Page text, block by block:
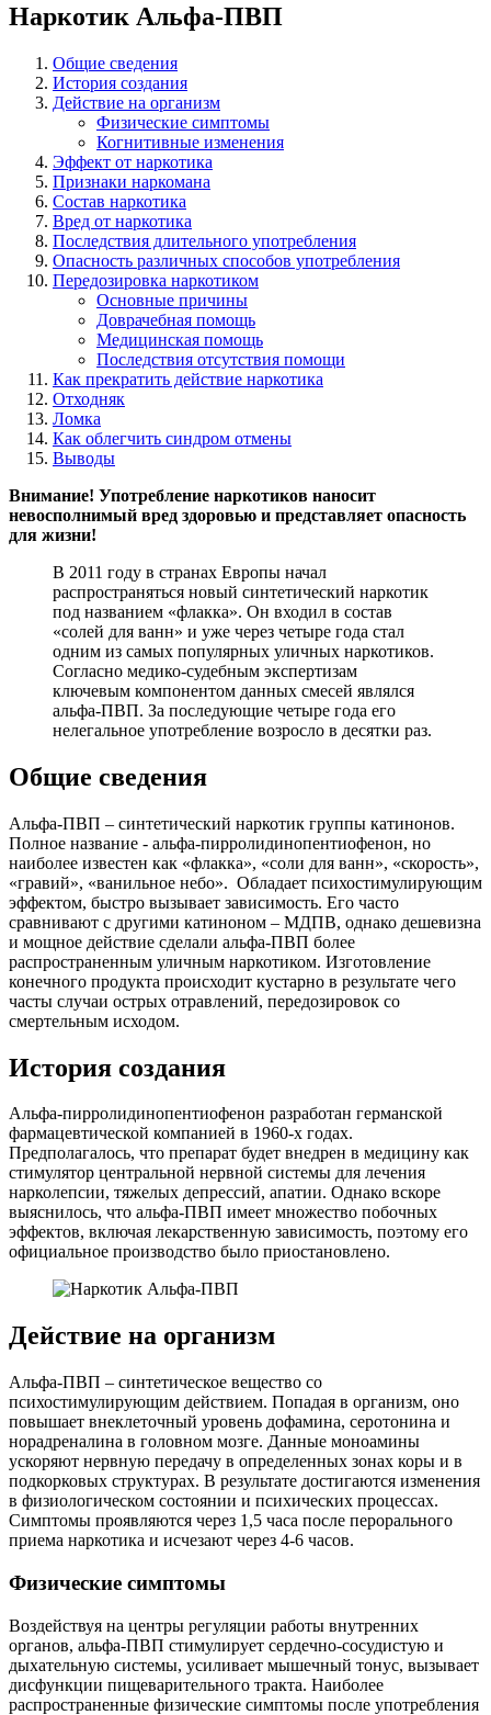
Наркотик Альфа-ПВП
Общие сведения
История создания
Действие на организм
Физические симптомы
Когнитивные изменения
Эффект от наркотика
Признаки наркомана
Состав наркотика
Вред от наркотика
Последствия длительного употребления
Опасность различных способов употребления
Передозировка наркотиком
Основные причины
Доврачебная помощь
Медицинская помощь
Последствия отсутствия помощи
Как прекратить действие наркотика
Отходняк
Ломка
Как облегчить синдром отмены
Выводы
Внимание! Употребление наркотиков наносит
невосполнимый вред здоровью и представляет опасность
для жизни!
В 2011 году в странах Европы начал
распространяться новый синтетический наркотик
под названием «флакка». Он входил в состав
«солей для ванн» и уже через четыре года стал
одним из самых популярных уличных наркотиков.
Согласно медико-судебным экспертизам
ключевым компонентом данных смесей являлся
альфа-ПВП. За последующие четыре года его
нелегальное употребление возросло в десятки раз.
Общие сведения
Альфа-ПВП – синтетический наркотик группы катинонов.
Полное название - альфа-пирролидинопентиофенон, но
наиболее известен как «флакка», «соли для ванн», «скорость»,
«гравий», «ванильное небо». Обладает психостимулирующим
эффектом, быстро вызывает зависимость. Его часто
сравнивают с другими катиноном – МДПВ, однако дешевизна
и мощное действие сделали альфа-ПВП более
распространенным уличным наркотиком. Изготовление
конечного продукта происходит кустарно в результате чего
часты случаи острых отравлений, передозировок со
смертельным исходом.
История создания
Альфа-пирролидинопентиофенон разработан германской
фармацевтической компанией в 1960-х годах.
Предполагалось, что препарат будет внедрен в медицину как
стимулятор центральной нервной системы для лечения
нарколепсии, тяжелых депрессий, апатии. Однако вскоре
выяснилось, что альфа-ПВП имеет множество побочных
эффектов, включая лекарственную зависимость, поэтому его
официальное производство было приостановлено.
Действие на организм
Альфа-ПВП – синтетическое вещество со
психостимулирующим действием. Попадая в организм, оно
повышает внеклеточный уровень дофамина, серотонина и
норадреналина в головном мозге. Данные моноамины
ускоряют нервную передачу в определенных зонах коры и в
подкорковых структурах. В результате достигаются изменения
в физиологическом состоянии и психических процессах.
Симптомы проявляются через 1,5 часа после перорального
приема наркотика и исчезают через 4-6 часов.
Физические симптомы
Воздействуя на центры регуляции работы внутренних
органов, альфа-ПВП стимулирует сердечно-сосудистую и
дыхательную системы, усиливает мышечный тонус, вызывает
дисфункции пищеварительного тракта. Наиболее
распространенные физические симптомы после употребления